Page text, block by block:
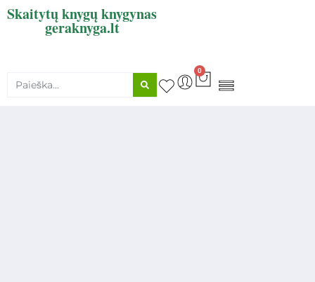
Skaitytų knygų knygynas
geraknyga.lt
0